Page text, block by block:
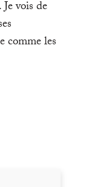
vois de
comme les